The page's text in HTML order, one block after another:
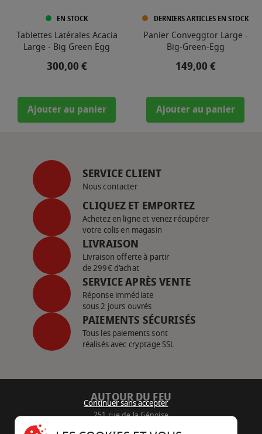
EN STOCK
Tablettes Latérales Acacia
Large - Big Green Egg
Prix
300,00 €
Ajouter au panier
DERNIERS ARTICLES EN STOCK
Panier Conveggtor Large -
Big-Green-Egg
Prix
149,00 €
Ajouter au panier
SERVICE CLIENT
Nous contacter
CLIQUEZ ET EMPORTEZ
Achetez en ligne et venez récupérer
votre colis en magasin
LIVRAISON
Livraison offerte à partir
de 299€ d’achat
SERVICE APRÈS VENTE
Réponse immédiate
sous 2 jours ouvrés
PAIEMENTS SÉCURISÉS
Tous les paiements sont
réalisés avec cryptage SSL
AUTOUR DU FEU
251 rue de la Génoise
Continuer sans accepter